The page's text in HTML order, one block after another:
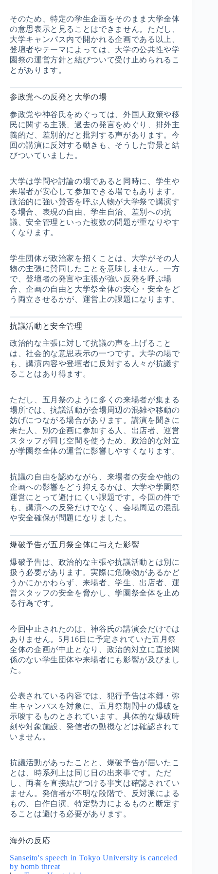
そのため、特定の学生企画をそのまま大学全体
の意思表示と見ることはできません。ただし、
大学キャンパス内で開かれる企画である以上、
登壇者やテーマによっては、大学の公共性や学
園祭の運営方針と結びついて受け止められるこ
とがあります。
参政党への反発と大学の場
参政党や神谷氏をめぐっては、外国人政策や移
民に関する主張、過去の発言をめぐり、排外主
義的だ、差別的だと批判する声があります。今
回の講演に反対する動きも、そうした背景と結
びついていました。
大学は学問や討論の場であると同時に、学生や
来場者が安心して参加できる場でもあります。
政治的に強い賛否を呼ぶ人物が大学祭で講演す
る場合、表現の自由、学生自治、差別への抗
議、安全管理といった複数の問題が重なりやす
くなります。
学生団体が政治家を招くことは、大学がその人
物の主張に賛同したことを意味しません。一方
で、登壇者の発言や主張が強い反発を呼ぶ場
合、企画の自由と大学祭全体の安心・安全をど
う両立させるかが、運営上の課題になります。
抗議活動と安全管理
政治的な主張に対して抗議の声を上げること
は、社会的な意思表示の一つです。大学の場で
も、講演内容や登壇者に反対する人々が抗議す
ることはあり得ます。
ただし、五月祭のように多くの来場者が集まる
場所では、抗議活動が会場周辺の混雑や移動の
妨げにつながる場合があります。講演を聞きに
来た人、別の企画に参加する人、出店者、運営
スタッフが同じ空間を使うため、政治的な対立
が学園祭全体の運営に影響しやすくなります。
抗議の自由を認めながら、来場者の安全や他の
企画への影響をどう抑えるかは、大学や学園祭
運営にとって避けにくい課題です。今回の件で
も、講演への反発だけでなく、会場周辺の混乱
や安全確保が問題になりました。
爆破予告が五月祭全体に与えた影響
爆破予告は、政治的な主張や抗議活動とは別に
扱う必要があります。実際に危険物があるかど
うかにかかわらず、来場者、学生、出店者、運
営スタッフの安全を脅かし、学園祭全体を止め
る行為です。
今回中止されたのは、神谷氏の講演会だけでは
ありません。5月16日に予定されていた五月祭
全体の企画が中止となり、政治的対立に直接関
係のない学生団体や来場者にも影響が及びまし
た。
公表されている内容では、犯行予告は本郷・弥
生キャンパスを対象に、五月祭期間中の爆破を
示唆するものとされています。具体的な爆破時
刻や対象施設、発信者の動機などは確認されて
いません。
抗議活動があったことと、爆破予告が届いたこ
とは、時系列上は同じ日の出来事です。ただ
し、両者を直接結びつける事実は確認されてい
ません。発信者が不明な段階で、反対派による
もの、自作自演、特定勢力によるものと断定す
ることは避ける必要があります。
海外の反応
Sanseito's speech in Tokyo University is canceled
by bomb threat